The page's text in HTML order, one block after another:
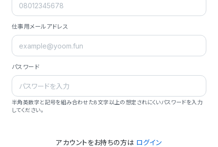
仕事用メールアドレス
パスワード
半角英数字と記号を組み合わせた8文字以上の想定されにくいパスワードを入力
してください。
アカウントをお持ちの方は ログイン